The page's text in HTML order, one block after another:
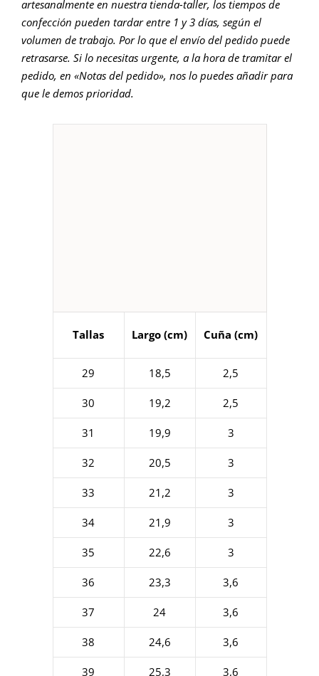
artesanalmente en nuestra tienda-taller, los tiempos de
confección pueden tardar entre 1 y 3 días, según el
volumen de trabajo. Por lo que el envío del pedido puede
retrasarse. Si lo necesitas urgente, a la hora de tramitar el
pedido, en «Notas del pedido», nos lo puedes añadir para
que le demos prioridad.
Tallas Largo (cm) Cuña (cm)
29 18,5 2,5
30 19,2 2,5
31 19,9 3
32 20,5 3
33 21,2 3
34 21,9 3
35 22,6 3
36 23,3 3,6
37 24 3,6
38 24,6 3,6
39 25,3 3,6